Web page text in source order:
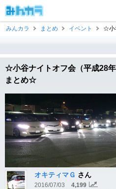
みんカラ
まとめ イベント ☆小
☆小谷ナイトオフ会（平成28
まとめ☆
オキティマＧ さん
2016/07/03
4,199